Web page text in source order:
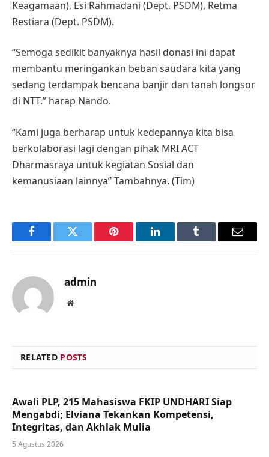
Keagamaan), Esi Rahmadani (Dept. PSDM), Retma
Restiara (Dept. PSDM).
“Semoga sedikit banyaknya hasil donasi ini dapat
membantu meringankan beban saudara kita yang
sedang terdampak bencana banjir dan tanah longsor
di NTT.” harap Nando.
“Kami juga berharap untuk kedepannya kita bisa
berkolaborasi lagi dengan pihak MRI ACT
Dharmasraya untuk kegiatan Sosial dan
kemanusiaan lainnya” Tambahnya. (Tim)
FacebookTwitter Pinterest LinkedInTumblr Email
admin
Website
RELATED POSTS
Awali PLP, 215 Mahasiswa FKIP UNDHARI Siap
Mengabdi; Elviana Tekankan Kompetensi,
Integritas, dan Akhlak Mulia
5 Agustus 2026